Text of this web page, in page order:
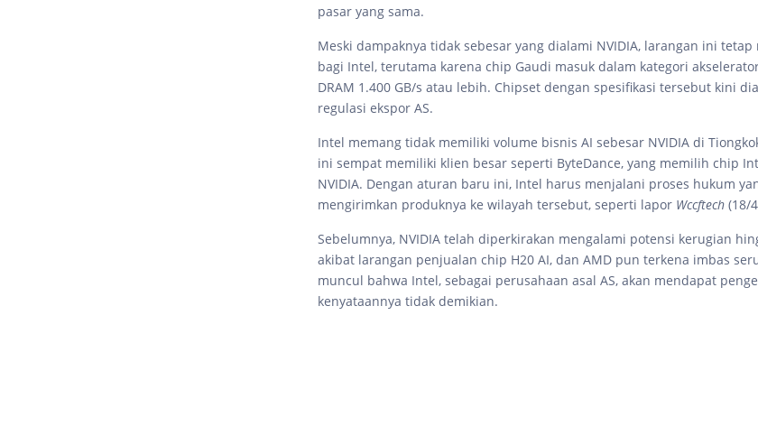
pasar yang sama.
Meski dampaknya tidak sebesar yang dialami NVIDIA, larangan ini
bagi Intel, terutama karena chip Gaudi masuk dalam kategori
DRAM 1.400 GB/s atau lebih. Chipset dengan spesifikasi tersebut kini
regulasi ekspor AS.
Intel memang tidak memiliki volume bisnis AI sebesar NVIDIA di
ini sempat memiliki klien besar seperti ByteDance, yang memilih chip
NVIDIA. Dengan aturan baru ini, Intel harus menjalani proses hukum
mengirimkan produknya ke wilayah tersebut, seperti lapor Wccftech (18/
Sebelumnya, NVIDIA telah diperkirakan mengalami potensi kerugian
akibat larangan penjualan chip H20 AI, dan AMD pun terkena imbas
muncul bahwa Intel, sebagai perusahaan asal AS, akan mendapat
kenyataannya tidak demikian.